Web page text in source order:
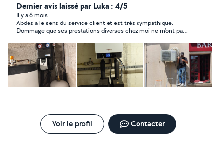
Travaux d' électricité,avec dépannage *Installation VMC
.. *Habilitation électrique *Habilitation manip gaz
frigorigène *Habilitation qualigaz Ainsi frigoriste,chambre
froid et domotique
Dernier avis laissé par Luka : 4/5
Il y a 6 mois
Abdes a le sens du service client et est très sympathique.
Dommage que ses prestations diverses chez moi ne m'ont pas
WC légèrement bancal, les boutons de chasse d'eau inversés,
le robinet de chasse d'eau qui fuit, la pièce non nettoyée et
l'entretien annuel du chauffe eau a été facturé alors qu'il ne
fonctionne pas mieux. Je le recommande pour sa gentillesse
et ses qualités d'expert chauffagiste et ses prix compétitifs.
Voir le profil Contacter